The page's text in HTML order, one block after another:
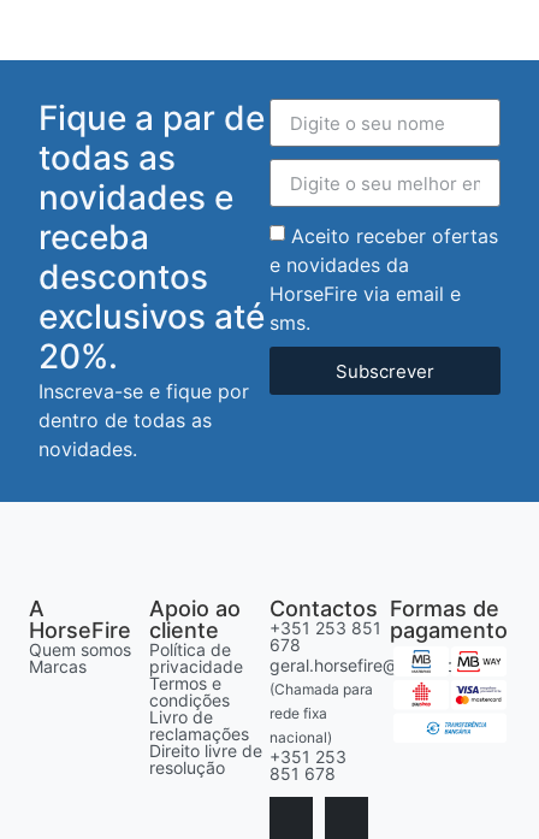
Fique a par de
todas as
novidades e
receba
descontos
exclusivos até
20%.
Inscreva-se e fique por
dentro de todas as
novidades.
Aceito receber ofertas
e novidades da
HorseFire via email e
sms.
Subscrever
A
HorseFire
Quem somos
Marcas
Apoio ao
cliente
Política de
privacidade
Termos e
condições
Livro de
reclamações
Direito livre de
resolução
Contactos
+351 253 851
678
geral.horsefire@gmail.com
(Chamada para
rede fixa
nacional)
+351 253
851 678
Formas de
pagamento